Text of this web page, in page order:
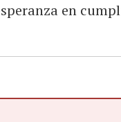
en